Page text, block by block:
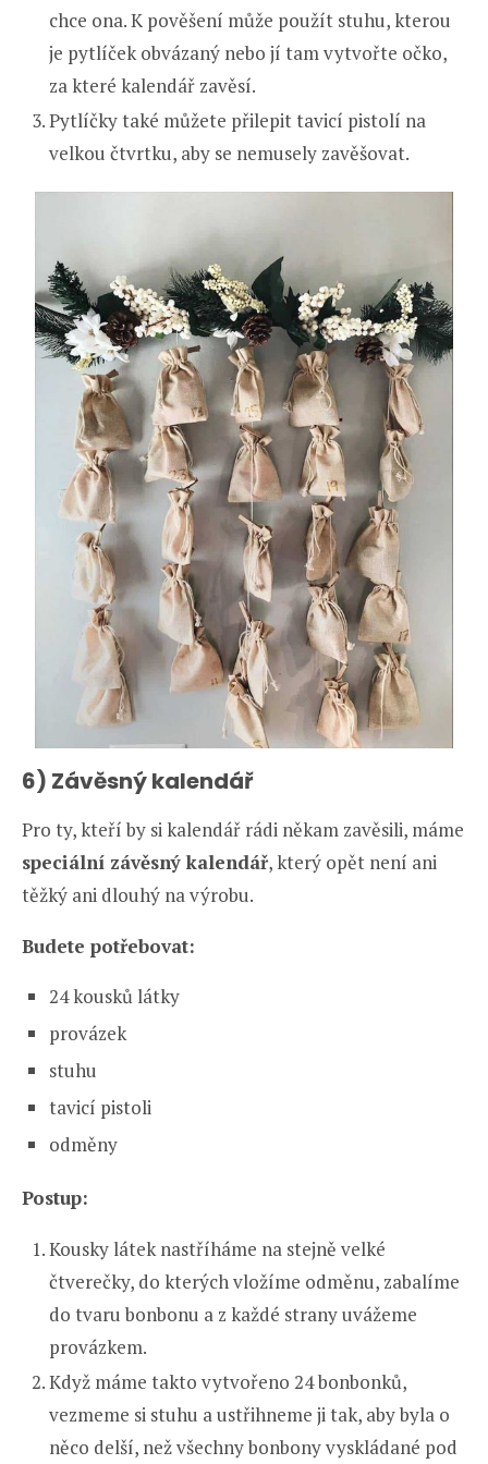
chce ona. K pověšení může použít stuhu, kterou
je pytlíček obvázaný nebo jí tam vytvořte očko,
za které kalendář zavěsí.
Pytlíčky také můžete přilepit tavicí pistolí na
velkou čtvrtku, aby se nemusely zavěšovat.
6) Závěsný kalendář
Pro ty, kteří by si kalendář rádi někam zavěsili, máme
speciální závěsný kalendář, který opět není ani
těžký ani dlouhý na výrobu.
Budete potřebovat:
24 kousků látky
provázek
stuhu
tavicí pistoli
odměny
Postup:
Kousky látek nastříháme na stejně velké
čtverečky, do kterých vložíme odměnu, zabalíme
do tvaru bonbonu a z každé strany uvážeme
provázkem.
Když máme takto vytvořeno 24 bonbonků,
vezmeme si stuhu a ustřihneme ji tak, aby byla o
něco delší, než všechny bonbony vyskládané pod